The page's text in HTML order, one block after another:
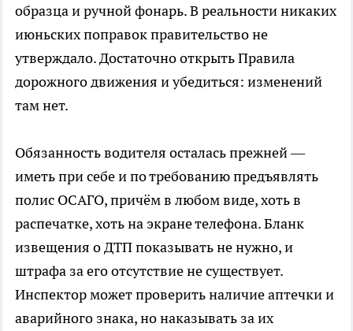
образца и ручной фонарь. В реальности никаких
июньских поправок правительство не
утверждало. Достаточно открыть Правила
дорожного движения и убедиться: изменений
там нет.
Обязанность водителя осталась прежней —
иметь при себе и по требованию предъявлять
полис ОСАГО, причём в любом виде, хоть в
распечатке, хоть на экране телефона. Бланк
извещения о ДТП показывать не нужно, и
штрафа за его отсутствие не существует.
Инспектор может проверить наличие аптечки и
аварийного знака, но наказывать за их